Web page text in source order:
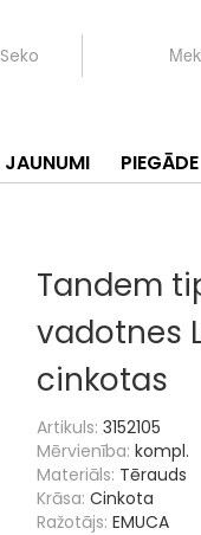
Seko
JAUNUMI PIEGĀDE
Tandem
vadotnes
cinkotas
Artikuls: 3152105
Mērvienība: kompl.
Materiāls: Tērauds
Krāsa: Cinkota
Ražotājs: EMUCA